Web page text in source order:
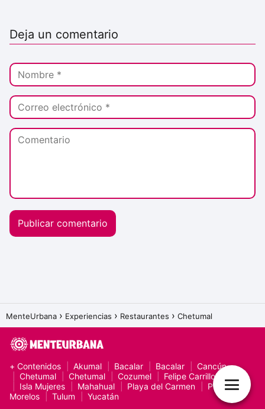
Deja un comentario
MenteUrbana Experiencias Restaurantes Chetumal
+ Contenidos Akumal Bacalar Bacalar
Cancún
Chetumal
Chetumal Cozumel
Felipe Carrillo Puerto
Isla Mujeres
Mahahual Playa del Carmen
Puerto
Morelos
Tulum Yucatán